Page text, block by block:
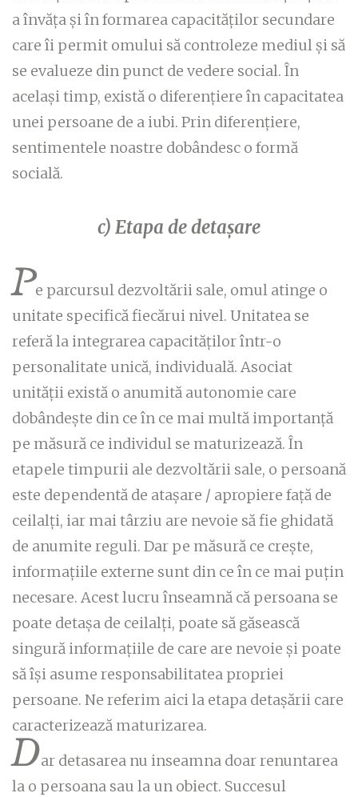
a învăța și în formarea capacităților secundare
care îi permit omului să controleze mediul și să
se evalueze din punct de vedere social. În
același timp, există o diferențiere în capacitatea
unei persoane de a iubi. Prin diferențiere,
sentimentele noastre dobândesc o formă
socială.
c) Etapa de detașare
Pe parcursul dezvoltării sale, omul atinge o
unitate specifică fiecărui nivel. Unitatea se
referă la integrarea capacităților într-o
personalitate unică, individuală. Asociat
unității există o anumită autonomie care
dobândește din ce în ce mai multă importanță
pe măsură ce individul se maturizează. În
etapele timpurii ale dezvoltării sale, o persoană
este dependentă de atașare / apropiere față de
ceilalți, iar mai târziu are nevoie să fie ghidată
de anumite reguli. Dar pe măsură ce crește,
informațiile externe sunt din ce în ce mai puțin
necesare. Acest lucru înseamnă că persoana se
poate detașa de ceilalți, poate să găsească
singură informațiile de care are nevoie și poate
să își asume responsabilitatea propriei
persoane. Ne referim aici la etapa detașării care
caracterizează maturizarea.
Dar detasarea nu inseamna doar renuntarea
la o persoana sau la un obiect. Succesul